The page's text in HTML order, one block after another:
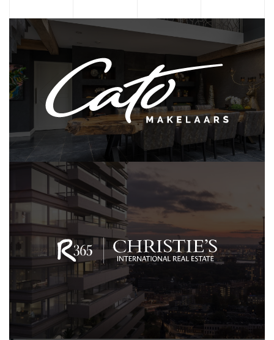
Websites voor makelaars
Online marketing voor makelaars
Algemene voorwaarden
Cookies